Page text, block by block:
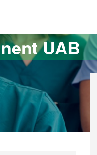
UAB